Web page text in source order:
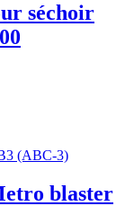
séchoir
blaster